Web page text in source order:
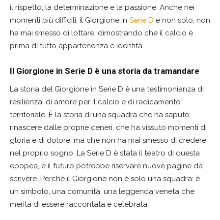
il rispetto, la determinazione e la passione. Anche nei
momenti più difficili, il Giorgione in Serie D e non solo, non
ha mai smesso di lottare, dimostrando che il calcio è
prima di tutto appartenenza e identità.
Il Giorgione in Serie D è una storia da tramandare
La storia del Giorgione in Serie D è una testimonianza di
resilienza, di amore per il calcio e di radicamento
territoriale. È la storia di una squadra che ha saputo
rinascere dalle proprie ceneri, che ha vissuto momenti di
gloria e di dolore, ma che non ha mai smesso di credere
nel proprio sogno. La Serie D è stata il teatro di questa
epopea, e il futuro potrebbe riservare nuove pagine da
scrivere. Perché il Giorgione non è solo una squadra: è
un simbolo, una comunità, una leggenda veneta che
merita di essere raccontata e celebrata.